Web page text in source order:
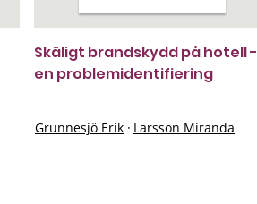
Skäligt brandskydd på hotell -
en problemidentifiering
Grunnesjö Erik · Larsson Miranda